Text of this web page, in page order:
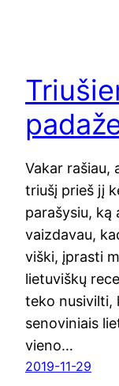
Vakar rašiau,
triu­šį prieš jį
para­šy­siu, ką
vaiz­da­vau,
viš­ki, įpras­ti
lie­tu­viš­kų
teko nusi­vil­ti,
seno­vi­niais
vie­no…
2019-11-29